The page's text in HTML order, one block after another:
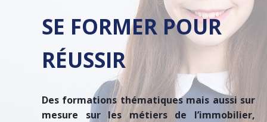
SE FORMER POUR
RÉUSSIR
Des formations thématiques mais aussi sur
mesure sur les métiers de l’immobilier,